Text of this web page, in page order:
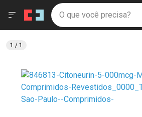
Drogaria São Paulo
Ir direto para a home
pela página
Ir direto para o conteúdo
Ir direto para a busca
Ir direto para a conta
Ir direto para a notificações
Ir direto para o carrinho
Ir direto para o menu
Faça a sua busca
O que você precisa?
Menu
1 / 1